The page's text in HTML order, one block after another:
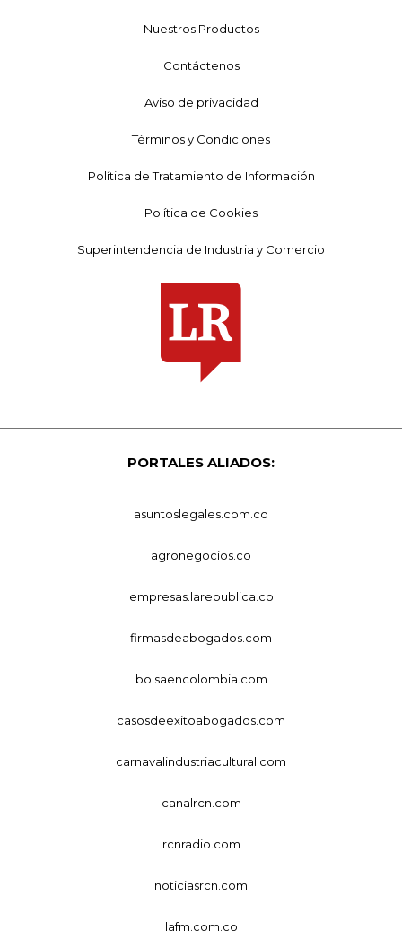
Nuestros Productos
Contáctenos
Aviso de privacidad
Términos y Condiciones
Política de Tratamiento de Información
Política de Cookies
Superintendencia de Industria y Comercio
PORTALES ALIADOS:
asuntoslegales.com.co
agronegocios.co
empresas.larepublica.co
firmasdeabogados.com
bolsaencolombia.com
casosdeexitoabogados.com
carnavalindustriacultural.com
canalrcn.com
rcnradio.com
noticiasrcn.com
lafm.com.co